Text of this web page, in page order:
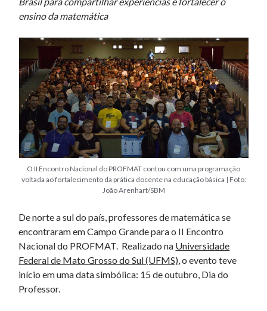
ensino da matemática
O II Encontro Nacional do PROFMAT contou com uma programação
voltada ao fortalecimento da prática docente na educação básica | Foto:
João Arenhart/SBM
De norte a sul do país, professores de matemática se
encontraram em Campo Grande para o II Encontro
Nacional do PROFMAT. Realizado na Universidade
Federal de Mato Grosso do Sul (UFMS), o evento teve
início em uma data simbólica: 15 de outubro, Dia do
Professor.